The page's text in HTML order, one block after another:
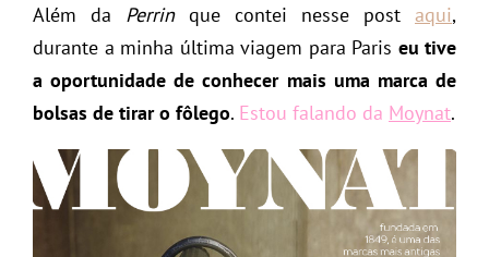
Além da Perrinque contei nesse post aqui,
durante a minha última viagem para Paris eu tive
a oportunidade de conhecer mais uma marca de
bolsas de tirar o fôlego. Estou falando da Moynat.